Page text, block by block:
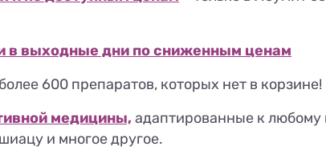
в выходные дни посниженным ценам
600 препаратов, которых нет в корзине!
медицины,адаптированные к любому
и многое другое.